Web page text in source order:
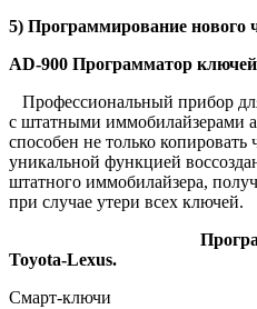
5) Программирование нового
AD-900 Программатор
Профессиональный прибор
с штатными иммобилайзерами
способен не только
уникальной функцией
штатного иммобилайзера,
при случае утери всех ключей.
Программатор
Toyota-Lexus.
Смарт-ключи